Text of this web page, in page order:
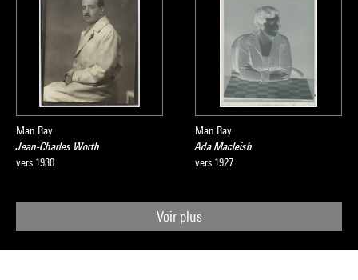
Man Ray
Jean-Charles Worth
vers 1930
Man Ray
Ada Macleish
vers 1927
Voir plus